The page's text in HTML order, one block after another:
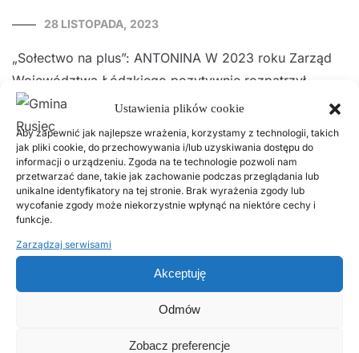
Ustawienia plików cookie
Aby zapewnić jak najlepsze wrażenia, korzystamy z technologii, takich
jak pliki cookie, do przechowywania i/lub uzyskiwania dostępu do
informacji o urządzeniu. Zgoda na te technologie pozwoli nam
przetwarzać dane, takie jak zachowanie podczas przeglądania lub
unikalne identyfikatory na tej stronie. Brak wyrażenia zgody lub
wycofanie zgody może niekorzystnie wpłynąć na niektóre cechy i
funkcje.
Zarządzaj serwisami
Akceptuję
Odmów
Zobacz preferencje
28 LISTOPADA, 2023
„Sołectwo na plus”: ANTONINA W 2023 roku Zarząd
Województwa Łódzkiego pozytywnie rozpatrzył
wniosek sołectwa Antonina, którego celem było
pozyskanie środków na doposażenie tamtejszej
świetlicy wiejskiej. Zakupiono: klimatyzator z funkcją
grzania, grill gastronomiczny, frytkownicę, zakup
naczyń kuchennych, zakup akcesoriów stołowych.
Członkinie mi…
Czytaj więcej
Popularne wpisy